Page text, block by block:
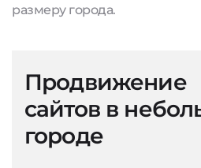
размеру города.
Продвижение
сайтов в
городе